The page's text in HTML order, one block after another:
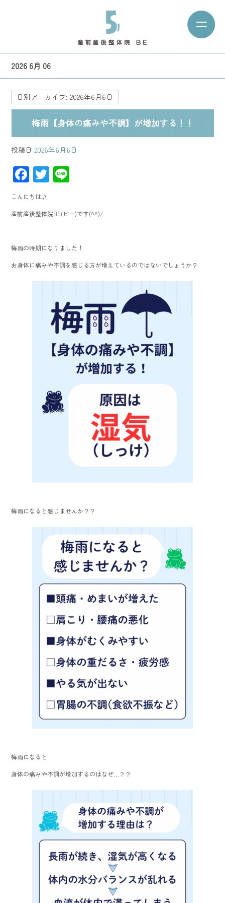
2026 6月 06
日別アーカイブ:2026年6月6日
梅雨【身体の痛みや不調】が増加する！！
投稿日 2026年6月6日
F
ac
e
b
o
ok
T
tt
er
こんにちは♪
産前産後整体院BE(ビー)です(^^)/
梅雨の時期になりました！
お身体に痛みや不調を感じる方が増えているのではないでしょうか？
梅雨になると感じませんか？？
梅雨になると
身体の痛みや不調が増加するのはなぜ…？？